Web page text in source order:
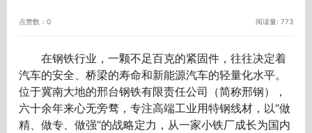
点赞数：0 阅读量: 773
在钢铁行业，一颗不足百克的紧固件，往往决定着
汽车的安全、桥梁的寿命和新能源汽车的轻量化水平。
位于冀南大地的邢台钢铁有限责任公司（简称邢钢），
六十余年来心无旁骛，专注高端工业用特钢线材，以“做
精、做专、做强”的战略定力，从一家小铁厂成长为国内